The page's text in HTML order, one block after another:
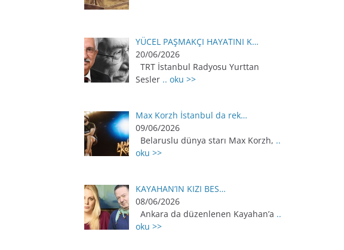
YÜCEL PAŞMAKÇI HAYATINI K…
20/06/2026
TRT İstanbul Radyosu Yurttan
Sesler .. oku >>
Max Korzh İstanbul da rek…
09/06/2026
Belaruslu dünya starı Max Korzh, ..
oku >>
KAYAHAN’IN KIZI BES…
08/06/2026
Ankara da düzenlenen Kayahan’a ..
oku >>